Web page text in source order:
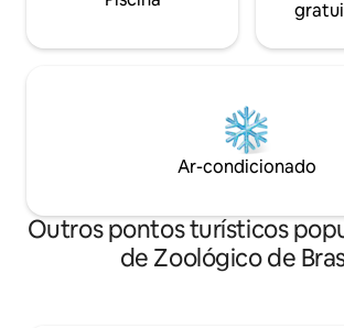
Ar-condicionado
Outros pontos turísticos
de Zoológico de